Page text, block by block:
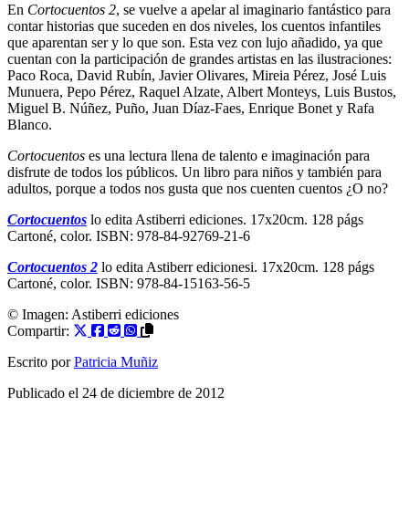
En Cortocuentos 2, se vuelve a apelar al imaginario fantástico para
contar historias que suceden en dos niveles, los cuentos infantiles
que aparentan ser y lo que son. Esta vez con lujo añadido, ya que
cuentan con la participación de grandes artistas en las ilustraciones:
Paco Roca, David Rubín, Javier Olivares, Mireia Pérez, José Luis
Munuera, Pepo Pérez, Raquel Alzate, Albert Monteys, Luis Bustos,
Miguel B. Núñez, Puño, Juan Díaz-Faes, Enrique Bonet y Rafa
Blanco.
Cortocuentos es una lectura llena de talento e imaginación para
disfrute de todos los públicos. Un libro para niños y también para
adultos, porque a todos nos gusta que nos cuenten cuentos ¿O no?
Cortocuentos lo edita Astiberri ediciones. 17x20cm. 128 págs
Cartoné, color. ISBN: 978-84-92769-21-6
Cortocuentos 2 lo edita Astiberr edicionesi. 17x20cm. 128 págs
Cartoné, color. ISBN: 978-84-15163-56-5
© Imagen: Astiberri ediciones
Compartir:
Escrito por Patricia Muñiz
Publicado el 24 de diciembre de 2012